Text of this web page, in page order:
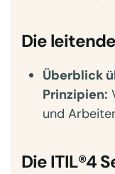
Die
Überblick
Prinzipien:
und
Die ITIL®4